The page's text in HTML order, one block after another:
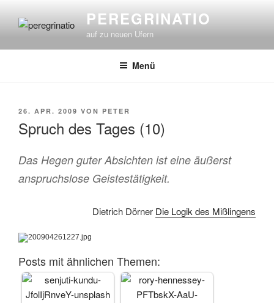
Inhalt
PEREGRINATIO
auf zu neuen Ufern
Menü
VERÖFFENTLICHT
26. APR. 2009 VON PETER
Spruch des Tages (10)
Das Hegen guter Absichten ist eine äußerst
anspruchslose Geistestätigkeit.
Dietrich Dörner Die Logik des Mißlingens
Posts mit ähnlichen Themen: